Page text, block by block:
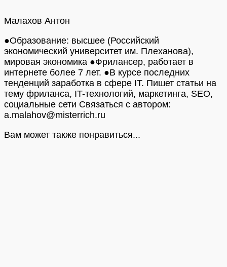
Малахов Антон
●Образование: высшее (Российский
экономический университет им. Плеханова),
мировая экономика ●Фрилансер, работает в
интернете более 7 лет. ●В курсе последних
тенденций заработка в сфере IT. Пишет статьи на
тему фриланса, IT-технологий, маркетинга, SEO,
социальные сети Связаться с автором:
a.malahov@misterrich.ru
Вам может также понравиться...